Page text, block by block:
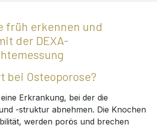
früh erkennen und
der DEXA-
bei Osteoporose?
Erkrankung, bei der die
-struktur abnehmen. Die Knochen
werden porös und brechen